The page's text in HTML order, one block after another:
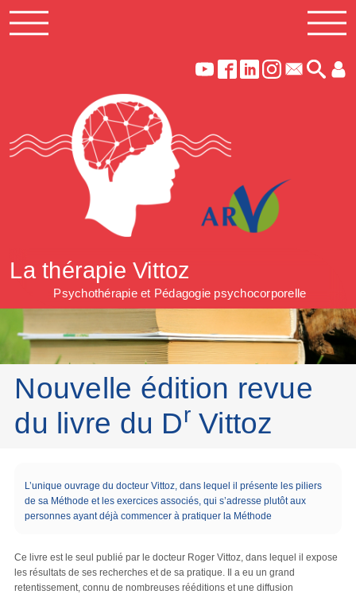
La thérapie Vittoz
Psychothérapie et Pédagogie psychocorporelle
Nouvelle édition revue
du livre du DrVittoz
L’unique ouvrage du docteur Vittoz, dans lequel il présente les piliers
de sa Méthode et les exercices associés, qui s’adresse plutôt aux
personnes ayant déjà commencer à pratiquer la Méthode
Ce livre est le seul publié par le docteur Roger Vittoz, dans lequel il expose
les résultats de ses recherches et de sa pratique. Il a eu un grand
retentissement, connu de nombreuses rééditions et une diffusion